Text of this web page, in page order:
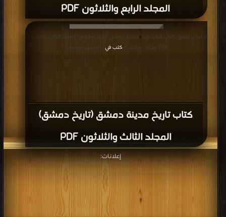
المجلد الرابع والثلاثون PDF
كتاب تاريخ مدينة دمشق (تاريخ دمشق)
المجلد الثالث والثلاثون PDF
قراءة و تحميل كتاب كتاب تاريخ مدينة دمشق (تاريخ دمشق) المجلد الثالث والثلاثون
PDF مجانا | مكتبة >
كتب في | التحميل : مرة/مرات
إعلانات: